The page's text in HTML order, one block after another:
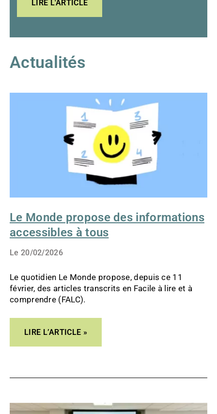
LIRE L'ARTICLE
Actualités
Le Monde propose des informations
accessibles à tous
Le 20/02/2026
Le quotidien Le Monde propose, depuis ce 11
février, des articles transcrits en Facile à lire et à
comprendre (FALC).
PROPOSE
INFORMATIONS
LIRE L’ARTICLE »
QUALITÉ
FALC